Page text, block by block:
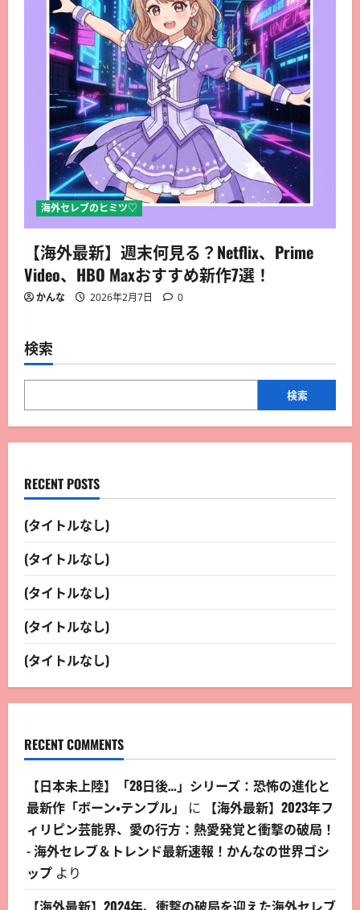
海外セレブのヒミツ♡
【海外最新】週末何見る？Netflix、Prime
Video、HBO Maxおすすめ新作7選！
かんな 2026年2月7日 0
検索
検索
RECENT POSTS
(タイトルなし)
(タイトルなし)
(タイトルなし)
(タイトルなし)
(タイトルなし)
RECENT COMMENTS
【日本未上陸】「28日後…」シリーズ：恐怖の進化と
最新作「ボーン・テンプル」
に
【海外最新】2023年フ
ィリピン芸能界、愛の行方：熱愛発覚と衝撃の破局！
- 海外セレブ＆トレンド最新速報！かんなの世界ゴシ
ップ より
【海外最新】2024年、衝撃の破局を迎えた海外セレブ